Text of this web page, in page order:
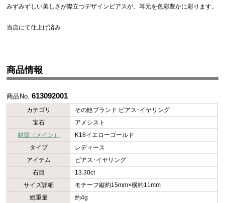
みずみずしい美しさが際立つデザインピアスが、耳元を色彩豊かに彩ります。
当店にて仕上げ済み
商品情報
商品No.613092001
カテゴリ
その他ブランド ピアス･イヤリング
宝石
アメシスト
材質（メイン）
K18イエローゴールド
タイプ
レディース
アイテム
ピアス･イヤリング
石目
13.30ct
サイズ詳細
モチーフ縦約15mm×横約11mm
総重量
約4g